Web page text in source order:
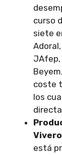
curso
siete
JAfep,
coste
los
está